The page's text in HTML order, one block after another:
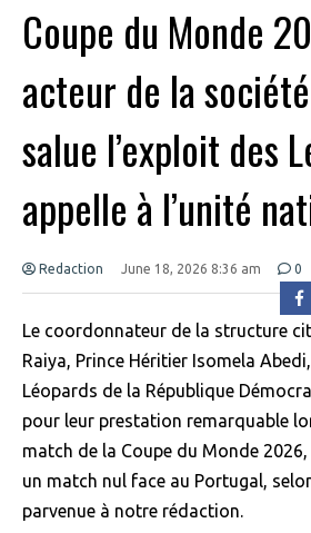
Coupe du Monde
acteur de la
salue l’exploit des
appelle à l’unité
Redaction June 18, 2026 8:36 am 0
Le coordonnateur de la structure
Raiya, Prince Héritier Isomela
Léopards de la République
pour leur prestation remarquable
match de la Coupe du Monde
un match nul face au Portugal,
parvenue à notre rédaction.